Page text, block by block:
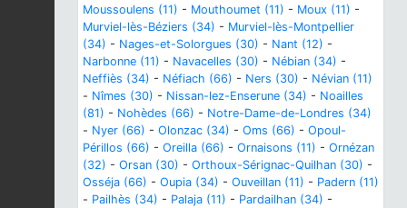
Moussoulens (11) - Mouthoumet (11) - Moux (11) -
Murviel-lès-Béziers (34) - Murviel-lès-Montpellier
(34) - Nages-et-Solorgues (30) - Nant (12) -
Narbonne (11) - Navacelles (30) - Nébian (34) -
Neffiès (34) - Néfiach (66) - Ners (30) - Névian (11)
- Nîmes (30) - Nissan-lez-Enserune (34) - Noailles
(81) - Nohèdes (66) - Notre-Dame-de-Londres (34)
- Nyer (66) - Olonzac (34) - Oms (66) - Opoul-
Périllos (66) - Oreilla (66) - Ornaisons (11) - Ornézan
(32) - Orsan (30) - Orthoux-Sérignac-Quilhan (30) -
Osséja (66) - Oupia (34) - Ouveillan (11) - Padern (11)
- Pailhès (34) - Palaja (11) - Pardailhan (34) -